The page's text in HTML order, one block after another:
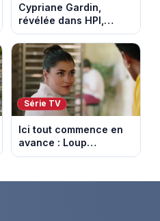
Cypriane Gardin,
révélée dans HPI,
lance une cagnotte
après des difficultés
financières
Série TV
Ici tout commence en
avance : Loup
découvre la trahison
10 août 2026 (spoiler)